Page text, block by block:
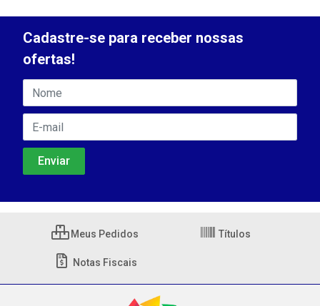
Cadastre-se para receber nossas
ofertas!
Meus Pedidos Títulos
Notas Fiscais